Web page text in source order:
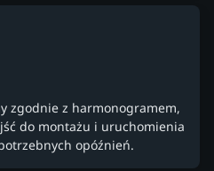
zgodnie z harmonogramem,
do montażu i uruchomienia
opóźnień.